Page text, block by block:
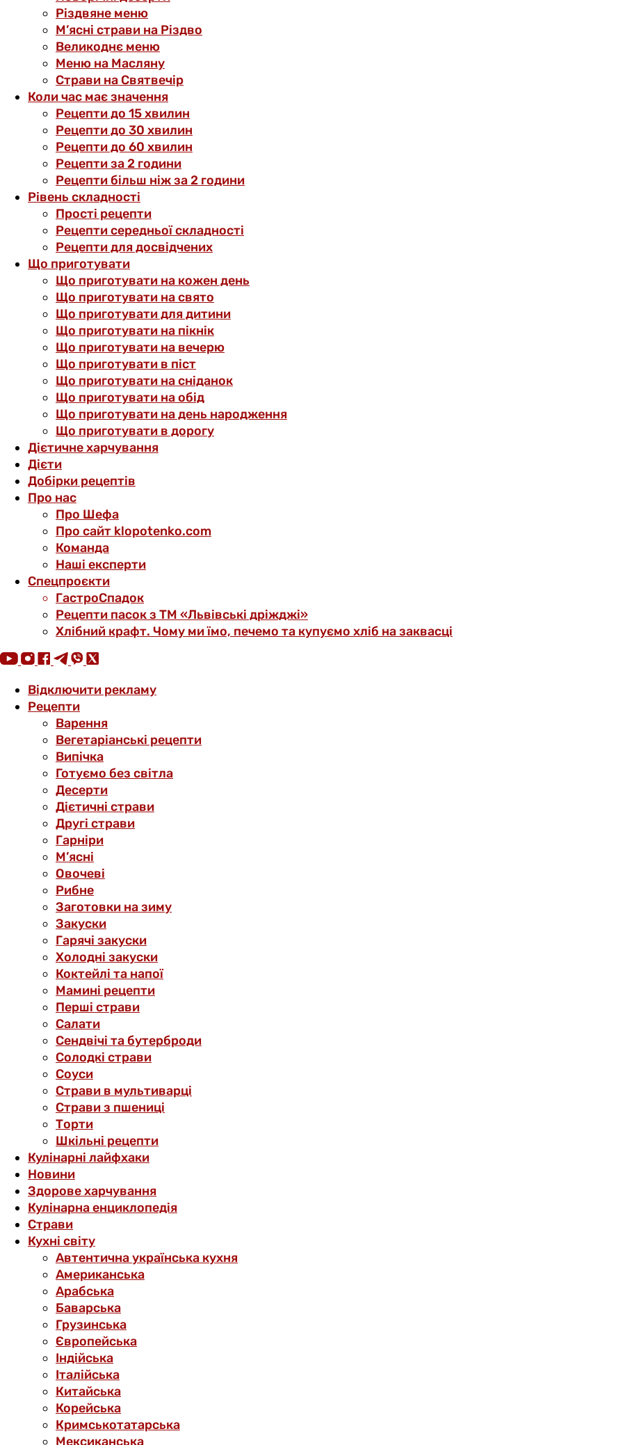
Різдвяне меню
М’ясні страви на Різдво
Великоднє меню
Меню на Масляну
Страви на Святвечір
Коли час має значення
Рецепти до 15 хвилин
Рецепти до 30 хвилин
Рецепти до 60 хвилин
Рецепти за 2 години
Рецепти більш ніж за 2 години
Рівень складності
Прості рецепти
Рецепти середньої складності
Рецепти для досвідчених
Що приготувати
Що приготувати на кожен день
Що приготувати на свято
Що приготувати для дитини
Що приготувати на пікнік
Що приготувати на вечерю
Що приготувати в піст
Що приготувати на сніданок
Що приготувати на обід
Що приготувати на день народження
Що приготувати в дорогу
Дієтичне харчування
Дієти
Добірки рецептів
Про нас
Про Шефа
Про сайт klopotenko.com
Команда
Наші експерти
Спецпроєкти
ГастроСпадок
Рецепти пасок з ТМ «Львівські дріжджі»
Хлібний крафт. Чому ми їмо, печемо та купуємо хліб на заквасці
Відключити рекламу
Рецепти
Варення
Вегетаріанські рецепти
Випічка
Готуємо без світла
Десерти
Дієтичні страви
Другі страви
Гарніри
М’ясні
Овочеві
Рибне
Заготовки на зиму
Закуски
Гарячі закуски
Холодні закуски
Коктейлі та напої
Мамині рецепти
Перші страви
Салати
Сендвічі та бутерброди
Солодкі страви
Соуси
Страви в мультиварці
Страви з пшениці
Торти
Шкільні рецепти
Кулінарні лайфхаки
Новини
Здорове харчування
Кулінарна енциклопедія
Страви
Кухні світу
Автентична українська кухня
Американська
Арабська
Баварська
Грузинська
Європейська
Індійська
Італійська
Китайська
Корейська
Кримськотатарська
Мексиканська